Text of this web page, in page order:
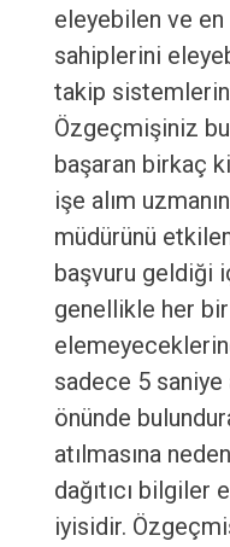
eleyebilen ve
sahiplerini
takip
Özgeçmişiniz
başaran birkaç
işe alım
müdürünü
başvuru geldiği
genellikle her
sadece 5 saniye
önünde
atılmasına
dağıtıcı bilgiler
iyisidir.